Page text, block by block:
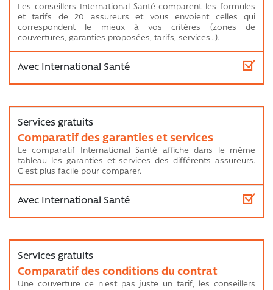
Les conseillers International Santé comparent les formules
et tarifs de 20 assureurs et vous envoient celles qui
correspondent le mieux à vos critères (zones de
couvertures, garanties proposées, tarifs, services…).
Comparatif des garanties et services
Le comparatif International Santé affiche dans le même
tableau les garanties et services des différents assureurs.
C'est plus facile pour comparer.
Comparatif des conditions du contrat
Une couverture ce n'est pas juste un tarif, les conseillers